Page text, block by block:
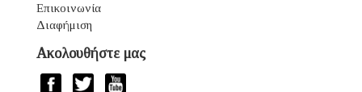
Επικοινωνία
Διαφήμιση
Ακολουθήστε μας